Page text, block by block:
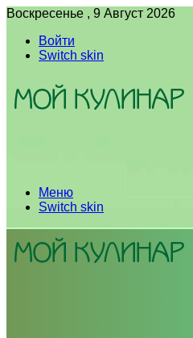
Воскресенье , 9 Август 2026
Войти
Switch skin
Меню
Switch skin